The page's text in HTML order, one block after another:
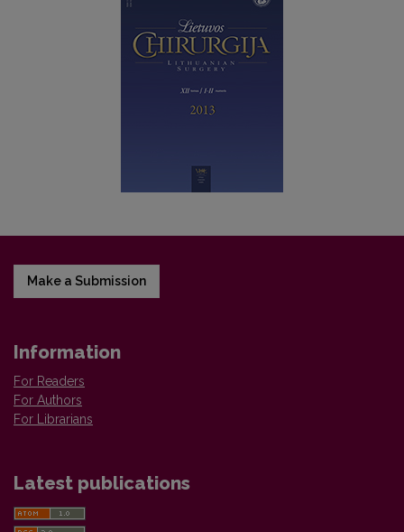
Make a Submission
Information
For Readers
For Authors
For Librarians
Latest publications